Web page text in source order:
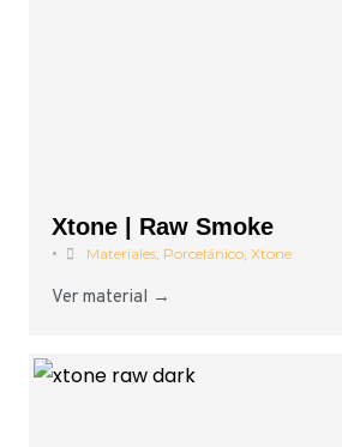
Xtone | Raw Smoke
• Materiales, Porcelánico, Xtone
Ver material →